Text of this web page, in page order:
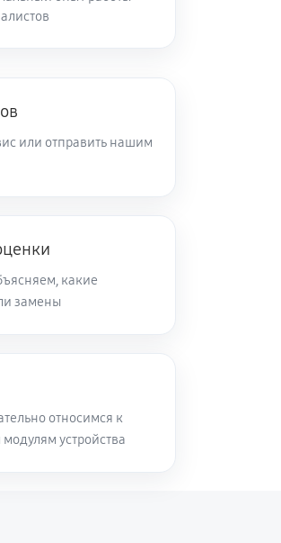
Заказать
или отправить нашим
какие
замены
относимся к
устройства